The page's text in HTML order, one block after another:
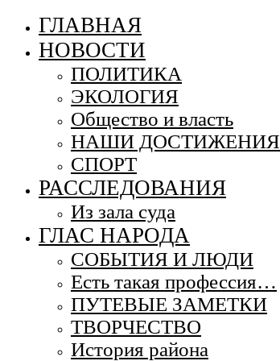
ГЛАВНАЯ
НОВОСТИ
ПОЛИТИКА
ЭКОЛОГИЯ
Общество и власть
НАШИ ДОСТИЖЕНИЯ
СПОРТ
РАССЛЕДОВАНИЯ
Из зала суда
ГЛАС НАРОДА
СОБЫТИЯ И ЛЮДИ
Есть такая профессия…
ПУТЕВЫЕ ЗАМЕТКИ
ТВОРЧЕСТВО
История района